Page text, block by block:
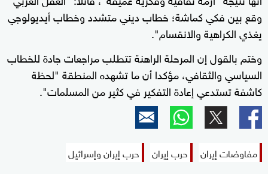
وقع بين فكي كماشة؛ خطاب ديني متشدد وخطاب أيديولوجي
يغذي الكراهية والانقسام".
وختم بالقول إن المرحلة الراهنة تتطلب مراجعات جادة للخطاب
السياسي والثقافي، مؤكدا أن ما تشهده المنطقة "لحظة
كاشفة تستدعي إعادة التفكير في كثير من المسلمات".
مفاوضات إيران حرب إيران حرب إيران وإسرائيل